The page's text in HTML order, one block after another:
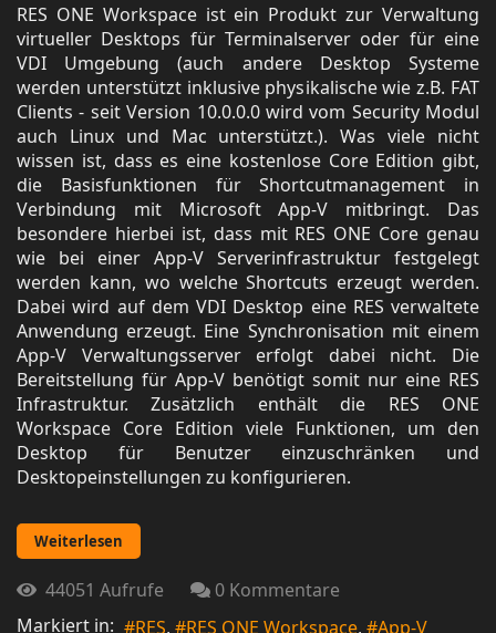
RES ONE Workspace ist ein Produkt zur Verwaltung
virtueller Desktops für Terminalserver oder für eine
VDI Umgebung (auch andere Desktop Systeme
werden unterstützt inklusive physikalische wie z.B. FAT
Clients - seit Version 10.0.0.0 wird vom Security Modul
auch Linux und Mac unterstützt.). Was viele nicht
wissen ist, dass es eine kostenlose Core Edition gibt,
die Basisfunktionen für Shortcutmanagement in
Verbindung mit Microsoft App-V mitbringt. Das
besondere hierbei ist, dass mit RES ONE Core genau
wie bei einer App-V Serverinfrastruktur festgelegt
werden kann, wo welche Shortcuts erzeugt werden.
Dabei wird auf dem VDI Desktop eine RES verwaltete
Anwendung erzeugt. Eine Synchronisation mit einem
App-V Verwaltungsserver erfolgt dabei nicht. Die
Bereitstellung für App-V benötigt somit nur eine RES
Infrastruktur. Zusätzlich enthält die RES ONE
Workspace Core Edition viele Funktionen, um den
Desktop für Benutzer einzuschränken und
Desktopeinstellungen zu konfigurieren.
Weiterlesen
44051 Aufrufe
0 Kommentare
Markiert in:
RES RES ONE Workspace App-V